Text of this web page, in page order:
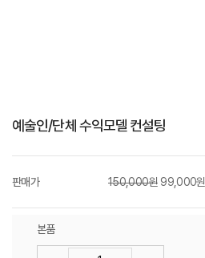
)
예술인/단체 수익모델 컨설팅
판매가 150,000원 99,000원
본품